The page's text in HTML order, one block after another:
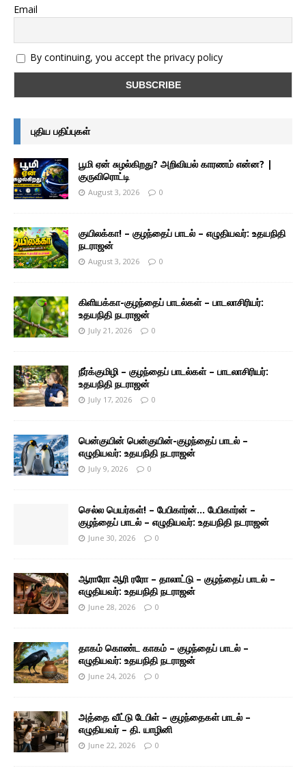
Email
By continuing, you accept the privacy policy
புதிய பதிப்புகள்
பூமி ஏன் சுழல்கிறது? அறிவியல் காரணம் என்ன? |
குருவிரொட்டி
August 3, 2026 0
குயிலக்கா! – குழந்தைப் பாடல் – எழுதியவர்: உதயநிதி
நடராஜன்
August 3, 2026 0
கிளியக்கா-குழந்தைப் பாடல்கள் – பாடலாசிரியர்:
உதயநிதி நடராஜன்
July 21, 2026 0
நீர்க்குமிழி – குழந்தைப் பாடல்கள் – பாடலாசிரியர்:
உதயநிதி நடராஜன்
July 17, 2026 0
பென்குயின் பென்குயின்-குழந்தைப் பாடல் –
எழுதியவர்: உதயநிதி நடராஜன்
July 9, 2026 0
செல்ல பெயர்கள்! – பேபிகார்ன்… பேபிகார்ன் –
குழந்தைப் பாடல் – எழுதியவர்: உதயநிதி நடராஜன்
June 30, 2026 0
ஆராரோ ஆரி ரரோ – தாலாட்டு – குழந்தைப் பாடல் –
எழுதியவர்: உதயநிதி நடராஜன்
June 28, 2026 0
தாகம் கொண்ட காகம் – குழந்தைப் பாடல் –
எழுதியவர்: உதயநிதி நடராஜன்
June 24, 2026 0
அத்தை வீட்டு டேபிள் – குழந்தைகள் பாடல் –
எழுதியவர் – தி. யாழினி
June 22, 2026 0